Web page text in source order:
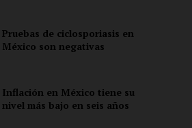
Pruebas de ciclosporiasis en
México son negativas
Inflación en México tiene su
nivel más bajo en seis años